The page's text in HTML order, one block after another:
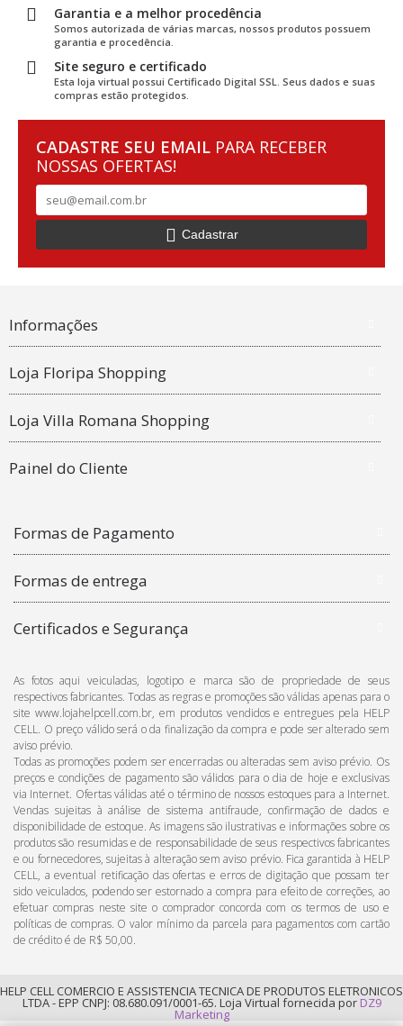
Garantia e a melhor procedência
Somos autorizada de várias marcas, nossos produtos possuem
garantia e procedência.
Site seguro e certificado
Esta loja virtual possui Certificado Digital SSL. Seus dados e suas
compras estão protegidos.
CADASTRE SEU EMAIL PARA RECEBER
NOSSAS OFERTAS!
Cadastrar
Informações
Loja Floripa Shopping
Loja Villa Romana Shopping
Painel do Cliente
Formas de Pagamento
Formas de entrega
Certificados e Segurança
As fotos aqui veiculadas, logotipo e marca são de propriedade de seus
respectivos fabricantes. Todas as regras e promoções são válidas apenas para o
site www.lojahelpcell.com.br, em produtos vendidos e entregues pela HELP
CELL. O preço válido será o da finalização da compra e pode ser alterado sem
aviso prévio.
Todas as promoções podem ser encerradas ou alteradas sem aviso prévio. Os
preços e condições de pagamento são válidos para o dia de hoje e exclusivas
via Internet. Ofertas válidas até o término de nossos estoques para a Internet.
Vendas sujeitas à análise de sistema antifraude, confirmação de dados e
disponibilidade de estoque. As imagens são ilustrativas e informações sobre os
produtos são resumidas e de responsabilidade de seus respectivos fabricantes
e ou fornecedores, sujeitas à alteração sem aviso prévio. Fica garantida à HELP
CELL, a eventual retificação das ofertas e erros de digitação que possam ter
sido veiculados, podendo ser estornado a compra para efeito de correções, ao
efetuar compras neste site o comprador concorda com os termos de uso e
políticas de compras. O valor mínimo da parcela para pagamentos com cartão
de crédito é de R$ 50,00.
HELP CELL COMERCIO E ASSISTENCIA TECNICA DE PRODUTOS ELETRONICOS
LTDA - EPP CNPJ: 08.680.091/0001-65. Loja Virtual fornecida por DZ9
Marketing